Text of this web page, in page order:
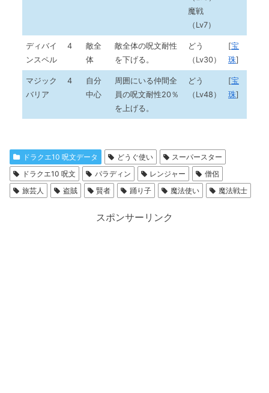
魔戦
（Lv7）
ディバイ
ンスペル
4
敵全
体
敵全体の呪文耐性
を下げる。
どう
（Lv30）
[宝
珠]
マジック
バリア
4
自分
中心
周囲にいる仲間全
員の呪文耐性20％
を上げる。
どう
（Lv48）
[宝
珠]
ドラクエ10 呪文データ どうぐ使い
スーパースター
ドラクエ10 呪文
パラディン レンジャー
僧侶
旅芸人
盗賊 賢者 踊り子 魔法使い 魔法戦士
スポンサーリンク